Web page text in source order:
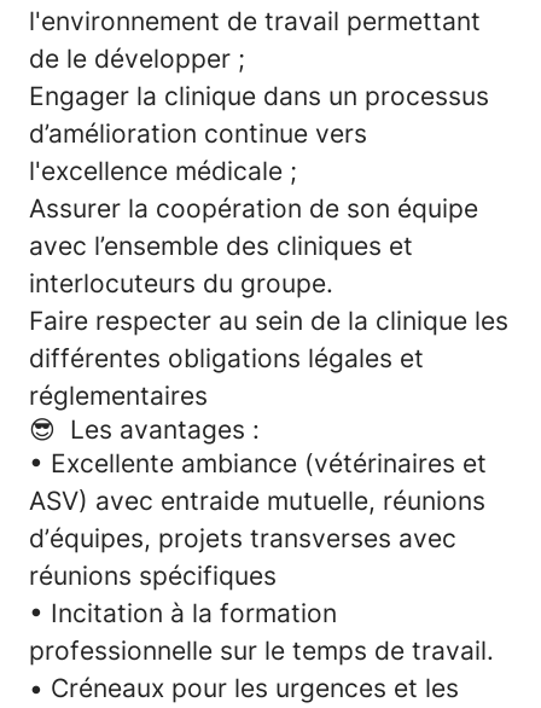
l'environnement de travail permettant
de le développer ;
Engager la clinique dans un processus
d’amélioration continue vers
l'excellence médicale ;
Assurer la coopération de son équipe
avec l’ensemble des cliniques et
interlocuteurs du groupe.
Faire respecter au sein de la clinique les
différentes obligations légales et
réglementaires
😎 Les avantages :
• Excellente ambiance (vétérinaires et
ASV) avec entraide mutuelle, réunions
d’équipes, projets transverses avec
réunions spécifiques
• Incitation à la formation
professionnelle sur le temps de travail.
• Créneaux pour les urgences et les